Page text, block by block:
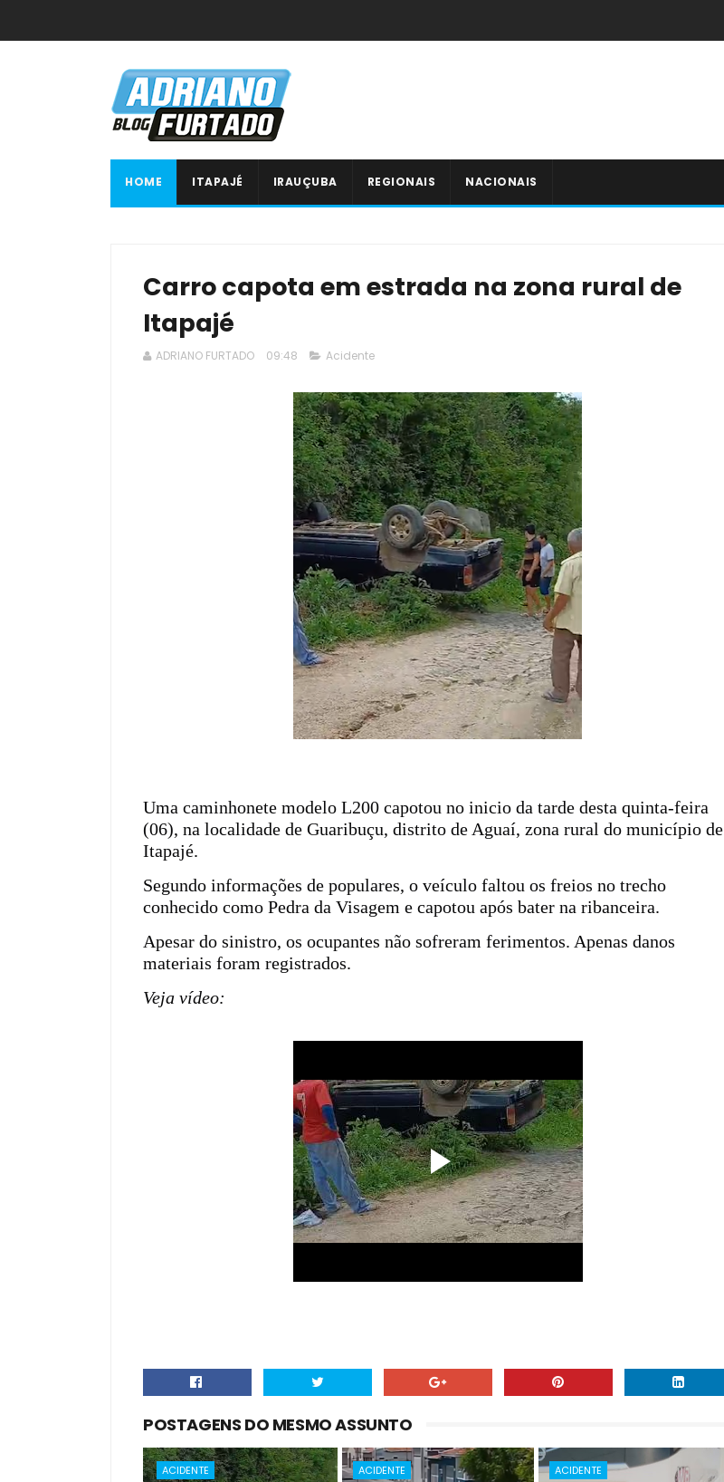
HOME ITAPAJÉ IRAUÇUBA REGIONAIS NACIONAIS
Carro capota em estrada na zona rural de
Itapajé
ADRIANO FURTADO 09:48 Acidente
Uma caminhonete modelo L200 capotou no inicio da tarde desta quinta-feira
(06), na localidade de Guaribuçu, distrito de Aguaí, zona rural do município de
Itapajé.
Segundo informações de populares, o veículo faltou os freios no trecho
conhecido como Pedra da Visagem e capotou após bater na ribanceira.
Apesar do sinistro, os ocupantes não sofreram ferimentos. Apenas danos
materiais foram registrados.
Veja vídeo:
POSTAGENS DO MESMO ASSUNTO
ACIDENTE ACIDENTE ACIDENTE